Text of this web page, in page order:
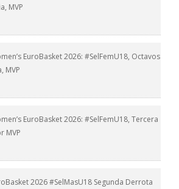
MVP
EuroBasket 2026: #SelFemU18, Octavos
MVP
EuroBasket 2026: #SelFemU18, Tercera
MVP
2026 #SelMasU18 Segunda Derrota